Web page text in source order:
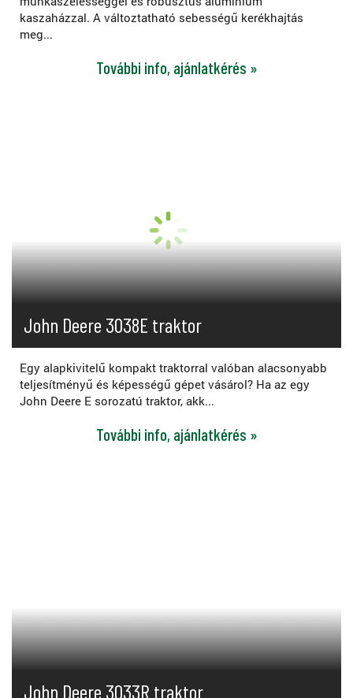
kaszaházzal. A változtatható sebességű kerékhajtás
meg...
További info, ajánlatkérés »
John Deere 3038E traktor
Egy alapkivitelű kompakt traktorral valóban alacsonyabb
teljesítményű és képességű gépet vásárol? Ha az egy
John Deere E sorozatú traktor, akk...
További info, ajánlatkérés »
John Deere 3033R traktor